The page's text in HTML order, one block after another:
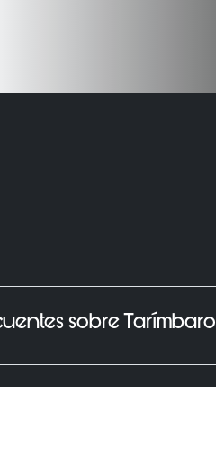
sobre Tarímbaro